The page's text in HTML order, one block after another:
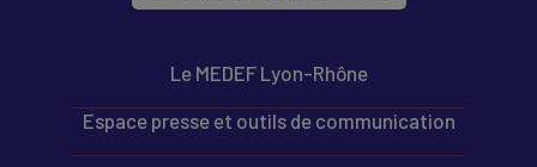
Le MEDEF Lyon-Rhône
Espace presse et outils de communication